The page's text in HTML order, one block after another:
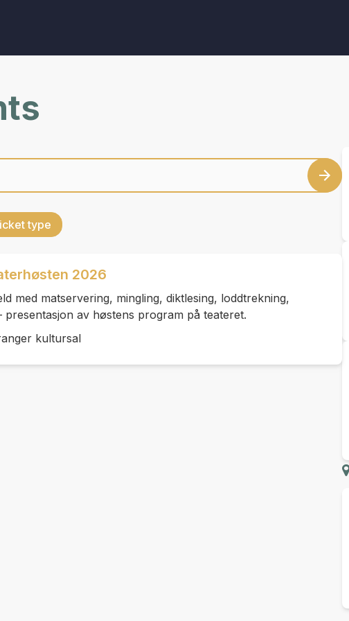
type
2026
med matservering, mingling, diktlesing, loddtrekning,
presentasjon av høstens program på teateret.
kultursal